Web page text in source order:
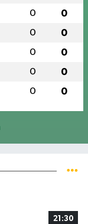
0 0
0 0
0 0
0 0
0 0
21:30